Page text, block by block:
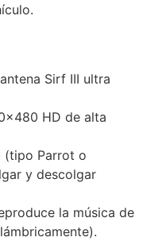
Sirf III ultra
HD de alta
(tipo Parrot o
y descolgar
la música de